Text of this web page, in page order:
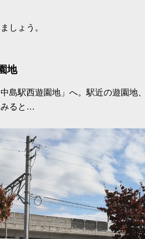
しょう。
地
島駅西遊園地」へ。駅近の遊園地
みると…